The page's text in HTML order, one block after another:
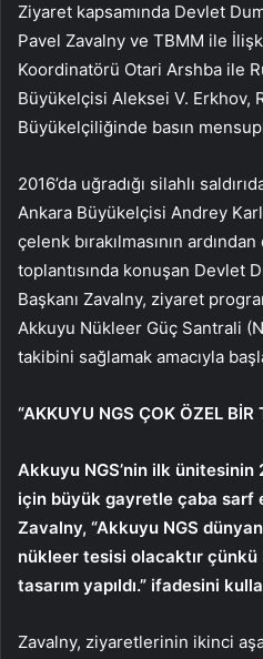
Ziyaret kapsamında Devlet
Pavel Zavalny ve TBMM ile
Koordinatörü Otari Arshba ile
Büyükelçisi Aleksei V. Erkhov,
Büyükelçiliğinde basın
2016’da uğradığı silahlı
Ankara Büyükelçisi Andrey
çelenk bırakılmasının
toplantısında konuşan Devlet
Başkanı Zavalny, ziyaret
Akkuyu Nükleer Güç Santrali
takibini sağlamak amacıyla
“AKKUYU NGS ÇOK ÖZEL BİR
Akkuyu NGS’nin ilk ünitesinin
için büyük gayretle çaba sarf
Zavalny, “Akkuyu NGS
nükleer tesisi olacaktır
tasarım yapıldı.” ifadesini
Zavalny, ziyaretlerinin ikinci